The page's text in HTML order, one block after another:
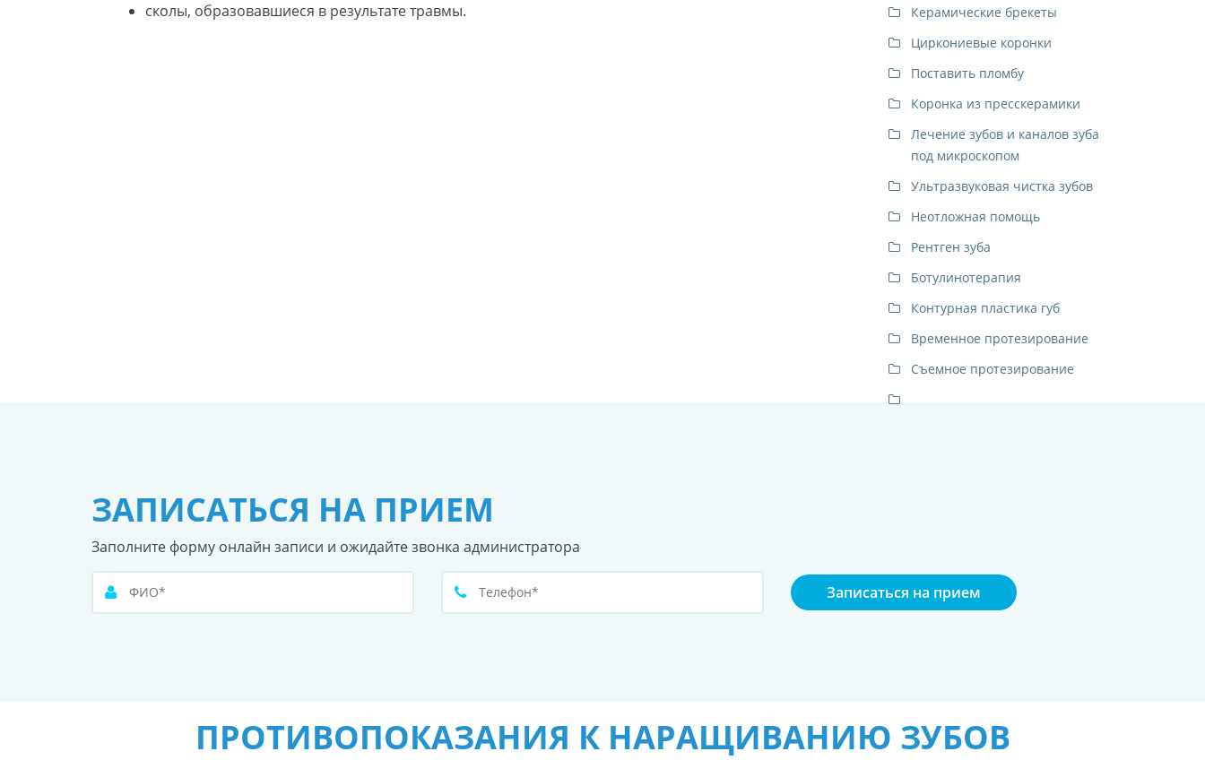
сколы, образовавшиеся в результате травмы.
Керамические брекеты
Циркониевые коронки
Поставить пломбу
Коронка из пресскерамики
Лечение зубов и каналов зуба
под микроскопом
Ультразвуковая чистка зубов
Неотложная помощь
Рентген зуба
Ботулинотерапия
Контурная пластика губ
Временное протезирование
Съемное протезирование
ЗАПИСАТЬСЯ НА ПРИЕМ
Заполните форму онлайн записи и ожидайте звонка администратора
Записаться на прием
ПРОТИВОПОКАЗАНИЯ К НАРАЩИВАНИЮ ЗУБОВ